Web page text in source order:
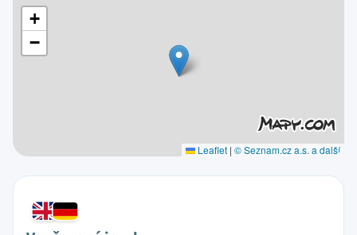
+
−
Leaflet | © Seznam.cz a.s. a další